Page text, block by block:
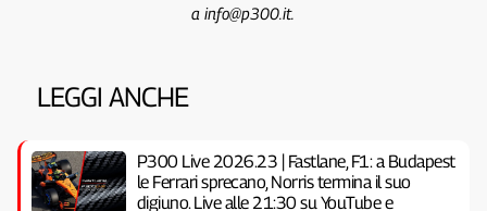
a info@p300.it.
LEGGI ANCHE
P300 Live 2026.23 | Fastlane, F1: a Budapest
le Ferrari sprecano, Norris termina il suo
digiuno. Live alle 21:30 su YouTube e